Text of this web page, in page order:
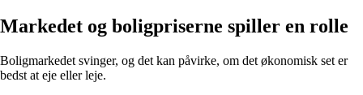
Markedet og boligpriserne spiller en rolle
Boligmarkedet svinger, og det kan påvirke, om det økonomisk set er
bedst at eje eller leje.